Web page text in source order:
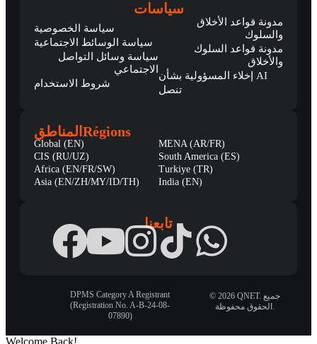
سياسات
سياسة الخصوصية
سياسة الوسائط الاجتماعية
سياسة وسائل التواصل
الاجتماعي
شروط الاستخدام
مدونة قواعد الأخلاق
والسلوك
مدونة قواعد السلوك
والأخلاق
إخلاء المسؤولية بشأن AI
تنصل
المناطق Régions
Global (EN)
CIS (RU/UZ)
Africa (EN/FR/SW)
Asia (EN/ZH/MY/ID/TH)
MENA (AR/FR)
South America (ES)
Turkiye (TR)
India (EN)
تابعنا
© 2026 QNET. جميع
الحقوق محفوظة.
DPMS Category A Registrant
(Registration No. A-B-24-08-
07890)